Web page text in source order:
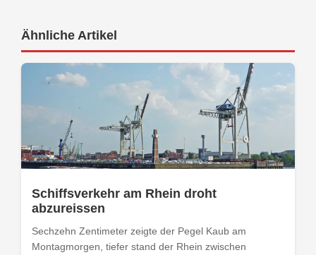
Ähnliche Artikel
Schiffsverkehr am Rhein droht
abzureissen
Sechzehn Zentimeter zeigte der Pegel Kaub am
Montagmorgen, tiefer stand der Rhein zwischen